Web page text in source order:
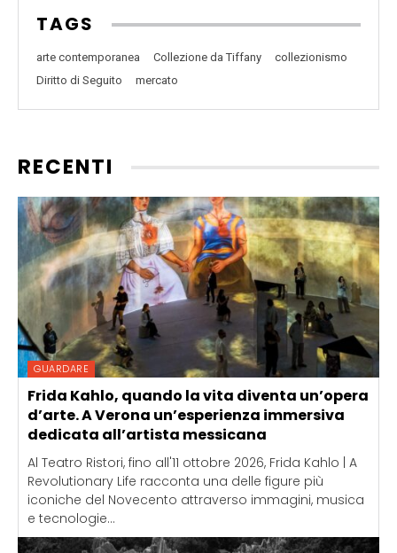
TAGS
arte contemporanea Collezione da Tiffany
collezionismo
Diritto di Seguito
mercato
RECENTI
GUARDARE
Frida Kahlo, quando la vita diventa un’opera
d’arte. A Verona un’esperienza immersiva
dedicata all’artista messicana
Al Teatro Ristori, fino all'11 ottobre 2026, Frida Kahlo | A
Revolutionary Life racconta una delle figure più
iconiche del Novecento attraverso immagini, musica
e tecnologie...